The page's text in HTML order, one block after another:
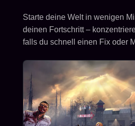
Starte deine Welt in wenigen
deinen Fortschritt –
falls du schnell einen Fix oder